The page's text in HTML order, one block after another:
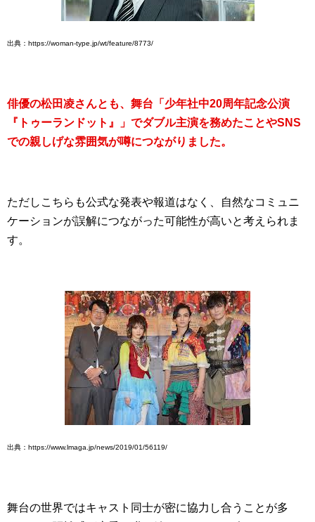
出典：https://woman-type.jp/wt/feature/8773/
俳優の松田凌さんとも、舞台「少年社中20周年記念公演
『トゥーランドット』」でダブル主演を務めたことやSNS
での親しげな雰囲気が噂につながりました。
ただしこちらも公式な発表や報道はなく、自然なコミュニ
ケーションが誤解につながった可能性が高いと考えられま
す。
出典：https://www.lmaga.jp/news/2019/01/56119/
舞台の世界ではキャスト同士が密に協力し合うことが多